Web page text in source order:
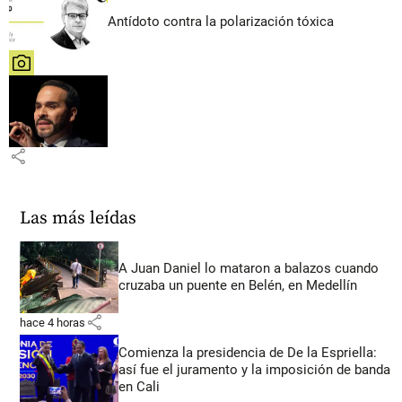
Antídoto contra la polarización tóxica
share
share
Las más leídas
A Juan Daniel lo mataron a balazos cuando
cruzaba un puente en Belén, en Medellín
hace 4 horas share
Comienza la presidencia de De la Espriella:
así fue el juramento y la imposición de banda
en Cali